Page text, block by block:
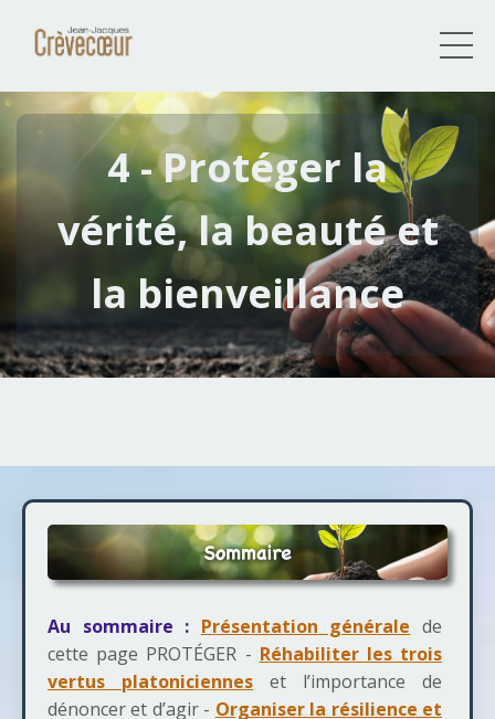
4 - Protéger la
vérité, la beauté et
la bienveillance
Au sommaire : Présentation générale de
cette page PROTÉGER - Réhabiliter les trois
vertus platoniciennes et l’importance de
dénoncer et d’agir - Organiser la résilience et